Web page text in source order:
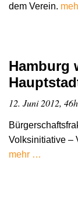
dem Verein.
Hamburg
12. Juni 2012,
Volksinitiative –
mehr …